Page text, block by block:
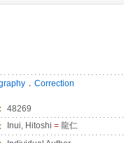
． Correction
48269
Inui, Hitoshi =龍仁